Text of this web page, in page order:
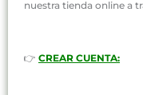
nuestra tienda online a
👉 CREAR CUENTA: